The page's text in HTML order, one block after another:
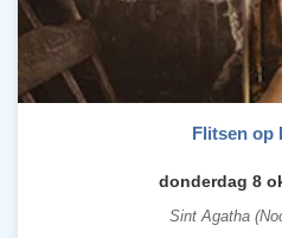
Flitsen op
donderdag 8
Sint Agatha